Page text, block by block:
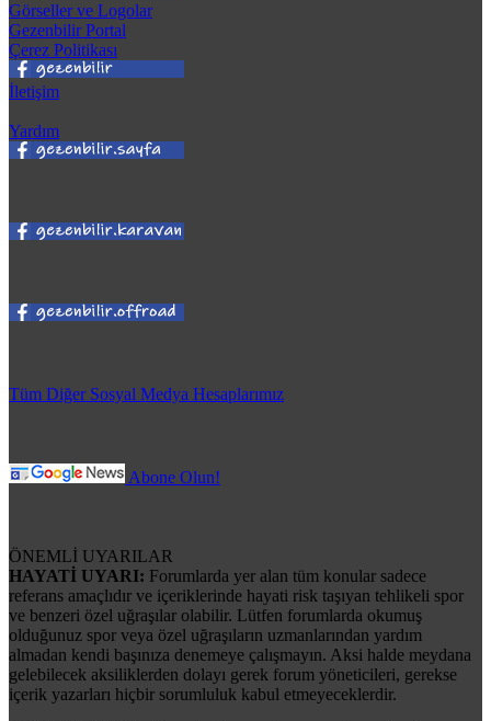
Görseller ve Logolar
Gezenbilir Portal
Çerez Politikası
İletişim
Yardım
Tüm Diğer Sosyal Medya Hesaplarımız
Abone Olun!
ÖNEMLİ UYARILAR
HAYATİ UYARI: Forumlarda yer alan tüm konular sadece
referans amaçlıdır ve içeriklerinde hayati risk taşıyan tehlikeli spor
ve benzeri özel uğraşılar olabilir. Lütfen forumlarda okumuş
olduğunuz spor veya özel uğraşıların uzmanlarından yardım
almadan kendi başınıza denemeye çalışmayın. Aksi halde meydana
gelebilecek aksiliklerden dolayı gerek forum yöneticileri, gerekse
içerik yazarları hiçbir sorumluluk kabul etmeyeceklerdir.